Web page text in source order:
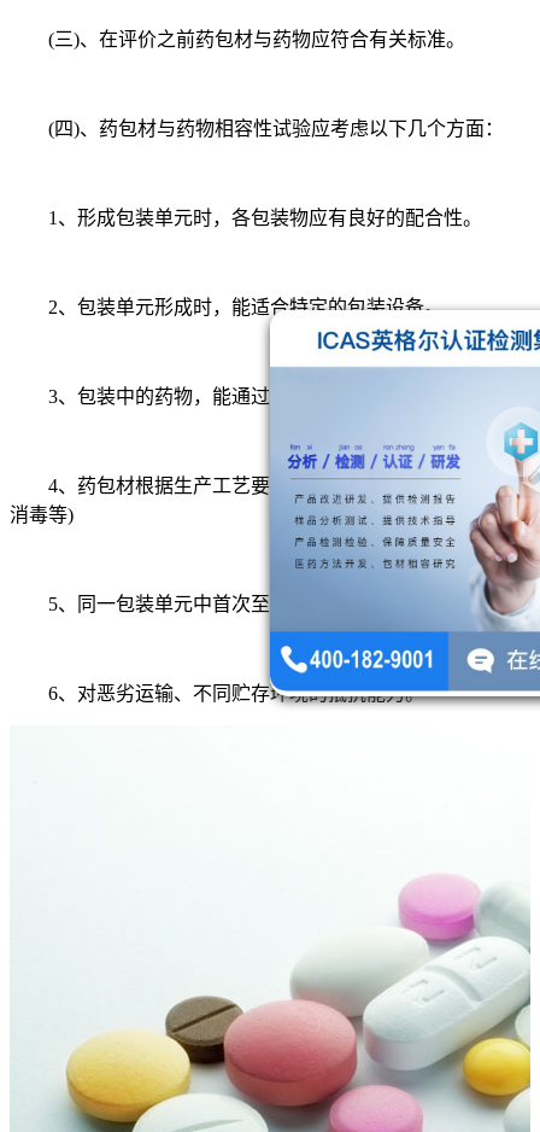
(三)、在评价之前药包材与药物应符合有关标准。
(四)、药包材与药物相容性试验应考虑以下几个方面：
1、形成包装单元时，各包装物应有良好的配合性。
2、包装单元形成时，能适合特定的包装设备。
3、包装中的药物，能通过药物稳定性试验的所有项目。
4、药包材根据生产工艺要求耐受特殊处理的能力(如钴60
消毒等)
5、同一包装单元中首次至末次使用确保药物的一致性。
6、对恶劣运输、不同贮存环境的抵抗能力。